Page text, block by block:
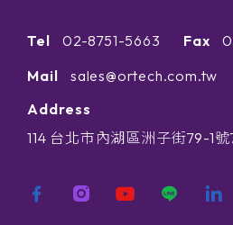
Tel 02-8751-5663 Fax
Mail
sales@ortech.com.tw
Address
114 台北市內湖區洲子街79-1號